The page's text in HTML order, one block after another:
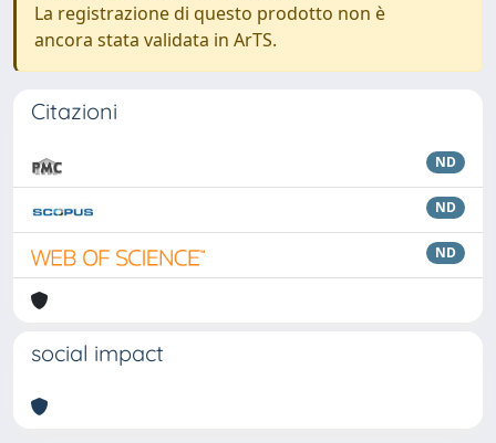
La registrazione di questo prodotto non è
ancora stata validata in ArTS.
Citazioni
ND
ND
ND
social impact